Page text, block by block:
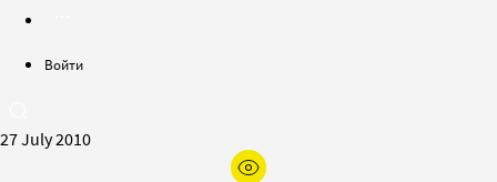
Войти
27 July 2010